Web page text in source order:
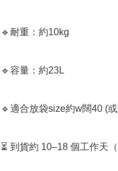
🔹耐重：約10kg
🔹容量：約23L
🔹適合放袋size約w闊40 (
⏳ 到貨約 10–18 個工作天